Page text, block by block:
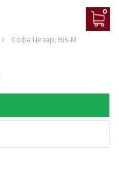
0
Софа Цезар, Bis-M